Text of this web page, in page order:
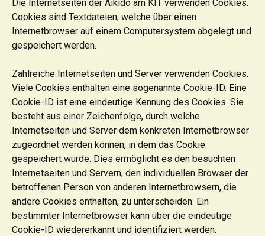
Die Internetseiten der Aikido am KIT verwenden Cookies.
Cookies sind Textdateien, welche über einen
Internetbrowser auf einem Computersystem abgelegt und
gespeichert werden.
Zahlreiche Internetseiten und Server verwenden Cookies.
Viele Cookies enthalten eine sogenannte Cookie-ID. Eine
Cookie-ID ist eine eindeutige Kennung des Cookies. Sie
besteht aus einer Zeichenfolge, durch welche
Internetseiten und Server dem konkreten Internetbrowser
zugeordnet werden können, in dem das Cookie
gespeichert wurde. Dies ermöglicht es den besuchten
Internetseiten und Servern, den individuellen Browser der
betroffenen Person von anderen Internetbrowsern, die
andere Cookies enthalten, zu unterscheiden. Ein
bestimmter Internetbrowser kann über die eindeutige
Cookie-ID wiedererkannt und identifiziert werden.